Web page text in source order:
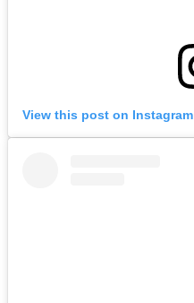
View this post on Instagram